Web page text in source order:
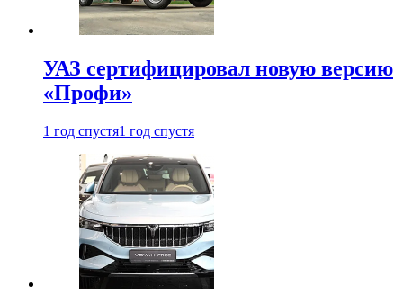
УАЗ сертифицировал новую версию
«Профи»
1 год спустя1 год спустя